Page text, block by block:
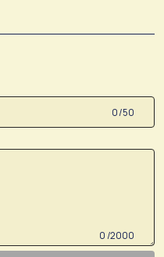
0 /50
0 /2000